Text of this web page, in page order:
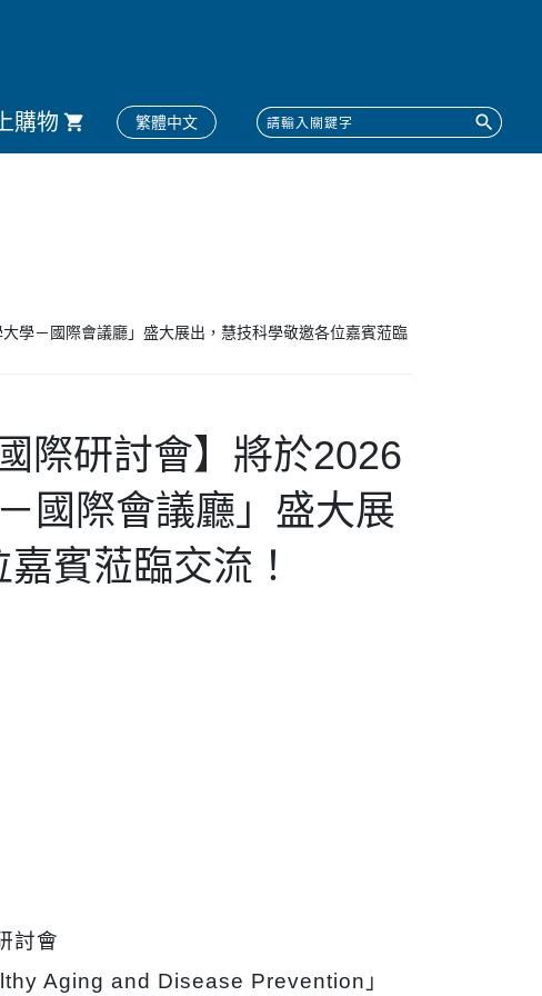
購物 繁體中文
學－國際會議廳」盛大展出，慧技科學敬邀各位嘉賓蒞臨
際研討會】將於2026
國際會議廳」盛大展
賓蒞臨交流！
討會
Aging and Disease Prevention」